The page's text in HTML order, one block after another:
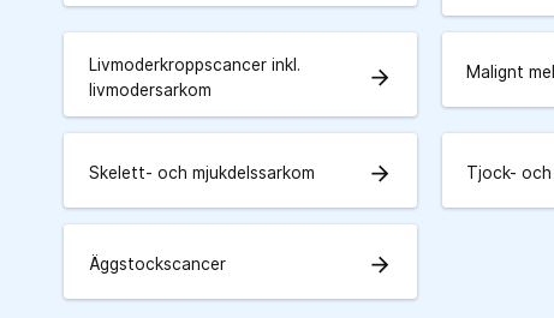
Livmoderkroppscancer inkl.
livmodersarkom
arrow_forward Malignt
Skelett- och mjukdelssarkom arrow_forward Tjock-
Äggstockscancer arrow_forward